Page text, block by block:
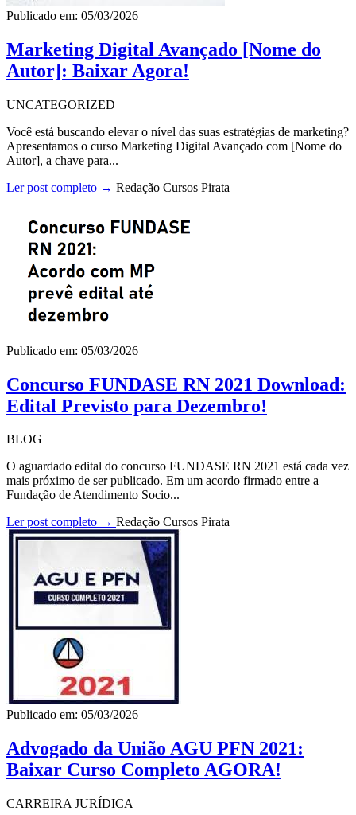
Publicado em: 05/03/2026
Marketing Digital Avançado [Nome do
Autor]: Baixar Agora!
UNCATEGORIZED
Você está buscando elevar o nível das suas estratégias de marketing?
Apresentamos o curso Marketing Digital Avançado com [Nome do
Autor], a chave para...
Ler post completo → Redação Cursos Pirata
Publicado em: 05/03/2026
Concurso FUNDASE RN 2021 Download:
Edital Previsto para Dezembro!
BLOG
O aguardado edital do concurso FUNDASE RN 2021 está cada vez
mais próximo de ser publicado. Em um acordo firmado entre a
Fundação de Atendimento Socio...
Ler post completo → Redação Cursos Pirata
Publicado em: 05/03/2026
Advogado da União AGU PFN 2021:
Baixar Curso Completo AGORA!
CARREIRA JURÍDICA